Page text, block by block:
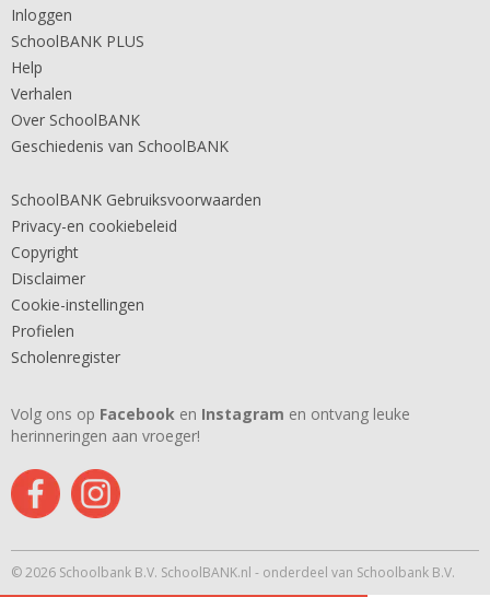
Inloggen
SchoolBANK PLUS
Help
Verhalen
Over SchoolBANK
Geschiedenis van SchoolBANK
SchoolBANK Gebruiksvoorwaarden
Privacy-en cookiebeleid
Copyright
Disclaimer
Cookie-instellingen
Profielen
Scholenregister
Volg ons op Facebook en Instagram en ontvang leuke
herinneringen aan vroeger!
© 2026 Schoolbank B.V. SchoolBANK.nl - onderdeel van Schoolbank B.V.